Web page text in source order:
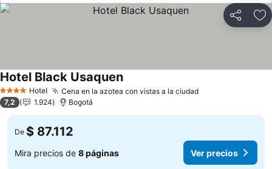
Compartir
4 EstrellasHotel Cena en la azotea con vistas a la ciudad
Hotel Black Usaquen
7,2 1.924 Bogotá
De $ 87.112
Mira precios de 8 páginas Ver precios